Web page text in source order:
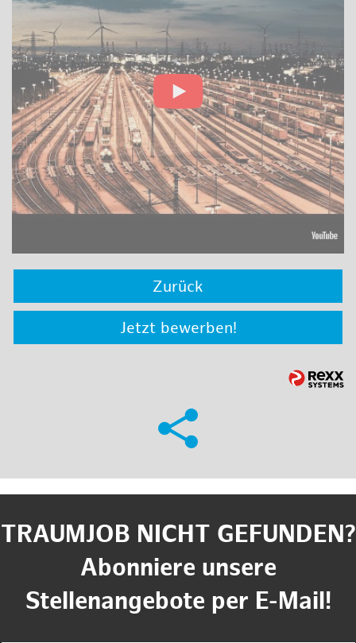
Zurück
Jetzt bewerben!
TRAUMJOB NICHT GEFUNDEN?
Abonniere unsere
Stellenangebote per E-Mail!